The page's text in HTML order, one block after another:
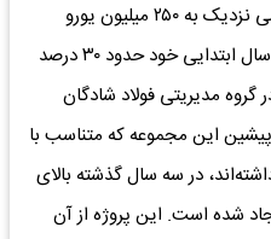
واگذار شد، ۱۰ سال است که با ارزشی نزدیک به ۲۵۰ میلیون یورو
تعریف شده است. این پروژه در ۷ سال ابتدایی خود حدود ۳۰ درصد
گروه مدیریتی فولاد شادگان
پیشین این مجموعه که متناسب با
در سه سال گذشته بالای
شده است. این پروژه از آن